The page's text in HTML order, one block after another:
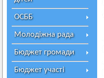
ОСББ
Молодіжна рада
Бюджет громади
Бюджет участі